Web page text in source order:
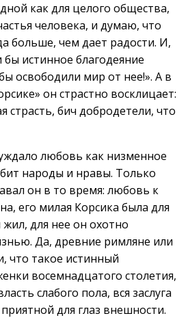
как для целого общества,
человека, и думаю, что
больше, чем дает радости. И,
бы истинное благодеяние
освободили мир от нее!». А в
он страстно восклицает:
страсть, бич добродетели, что
любовь как низменное
народы и нравы. Только
он в то время: любовь к
его милая Корсика была для
жил, для нее он охотно
Да, древние римляне или
что такое истинный
восемнадцатого столетия,
слабого пола, вся заслуга
для глаз внешности.